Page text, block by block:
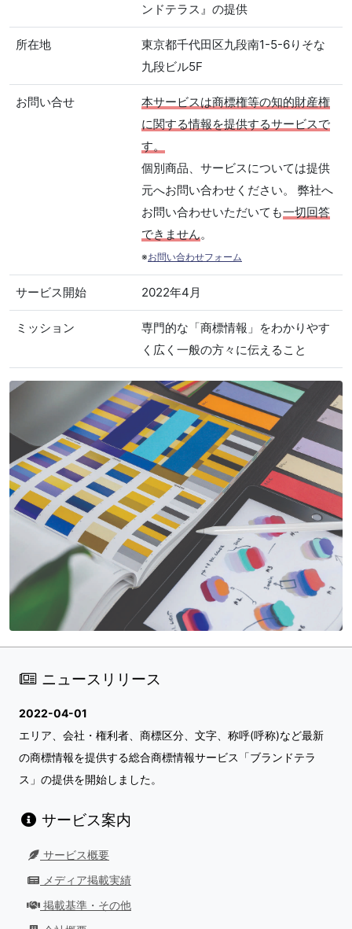
ンドテラス』の提供
所在地
東京都千代田区九段南1-5-6りそな
九段ビル5F
お問い合せ
本サービスは商標権等の知的財産権
に関する情報を提供するサービスで
す。
個別商品、サービスについては提供
元へお問い合わせください。 弊社へ
お問い合わせいただいても一切回答
できません。
※お問い合わせフォーム
サービス開始 2022年4月
ミッション
専門的な「商標情報」をわかりやす
く広く一般の方々に伝えること
ニュースリリース
2022-04-01
エリア、会社・権利者、商標区分、文字、称呼(呼称)など最新
の商標情報を提供する総合商標情報サービス「ブランドテラ
ス」の提供を開始しました。
サービス案内
サービス概要
メディア掲載実績
掲載基準・その他